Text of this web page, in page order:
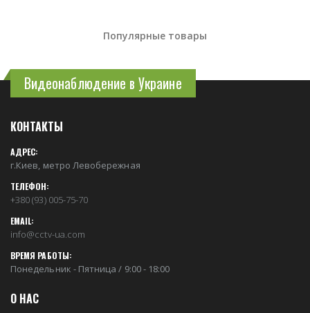
Популярные товары
Видеонаблюдение в Украине
КОНТАКТЫ
АДРЕС:
г.Киев, метро Левобережная
ТЕЛЕФОН:
+380 (93) 005-75-70
EMAIL:
info@cctv-ua.com
ВРЕМЯ РАБОТЫ:
Понедельник - Пятница / 9:00 - 18:00
О НАС